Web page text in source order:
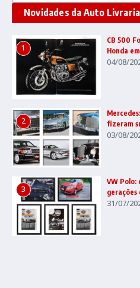
Novidades da Auto Livraria
1
CB 500
Honda
04/08/
2
fizeram
03/08/
3
VW Polo:
gerações
31/07/